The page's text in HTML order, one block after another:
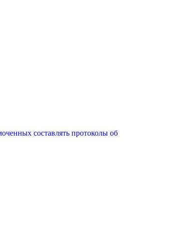
составлять протоколы об